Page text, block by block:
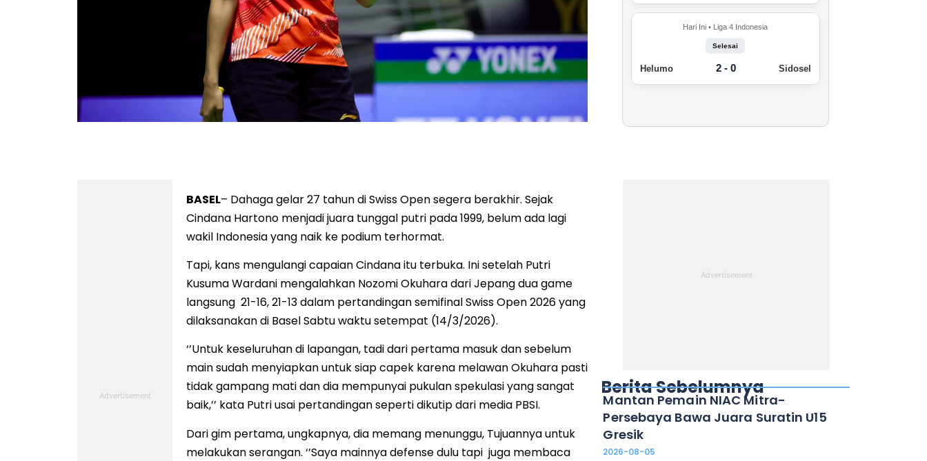
Hari Ini • Liga 4 Indonesia
Selesai
Helumo 2 - 0 Sidosel
BASEL– Dahaga gelar 27 tahun di Swiss Open segera berakhir. Sejak
Cindana Hartono menjadi juara tunggal putri pada 1999, belum ada lagi
wakil Indonesia yang naik ke podium terhormat.
Tapi, kans mengulangi capaian Cindana itu terbuka. Ini setelah Putri
Kusuma Wardani mengalahkan Nozomi Okuhara dari Jepang dua game
langsung 21-16, 21-13 dalam pertandingan semifinal Swiss Open 2026 yang
dilaksanakan di Basel Sabtu waktu setempat (14/3/2026).
‘’Untuk keseluruhan di lapangan, tadi dari pertama masuk dan sebelum
main sudah menyiapkan untuk siap capek karena melawan Okuhara pasti
tidak gampang mati dan dia mempunyai pukulan spekulasi yang sangat
baik,’’ kata Putri usai pertandingan seperti dikutip dari media PBSI.
Dari gim pertama, ungkapnya, dia memang menunggu, Tujuannya untuk
melakukan serangan. ‘’Saya mainnya defense dulu tapi juga membaca
Berita Sebelumnya
Mantan Pemain NIAC Mitra-
Persebaya Bawa Juara Suratin U15
Gresik
2026-08-05